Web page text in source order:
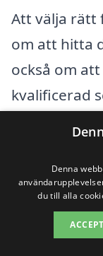
Att välja rätt
om att hitta
också om
kvalificerad
över
kunna
Sommen
Denna
du till alla